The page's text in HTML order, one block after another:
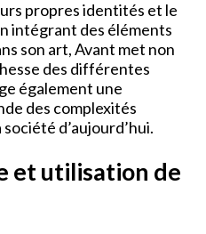
propres identités et le
intégrant des éléments
son art, Avant met non
des différentes
également une
des complexités
d’aujourd’hui.
et utilisation de